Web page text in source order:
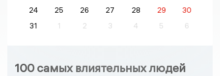
24
25 26 27 28 29
30
31
1 2 3 4 5 6
100 самых влиятельных людей